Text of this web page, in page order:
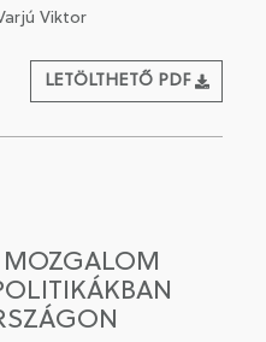
Viktor
LETÖLTHETŐ PDF
MOZGALOM